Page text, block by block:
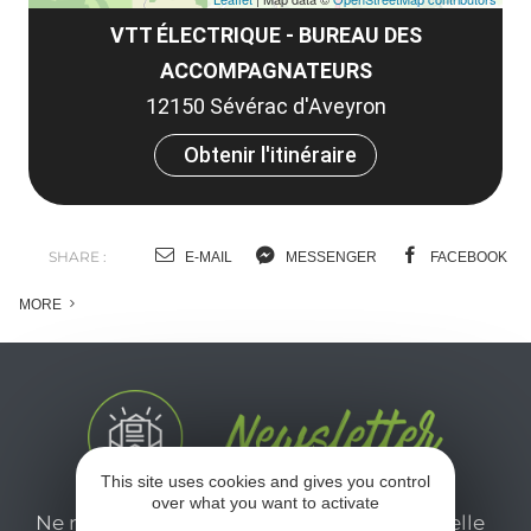
VTT ÉLECTRIQUE - BUREAU DES
ACCOMPAGNATEURS
12150 Sévérac d'Aveyron
Obtenir l'itinéraire
SHARE : E-MAIL MESSENGER FACEBOOK
MORE
Ne manquez pas notre newsletter mensuelle
This site uses cookies and gives you control
over what you want to activate